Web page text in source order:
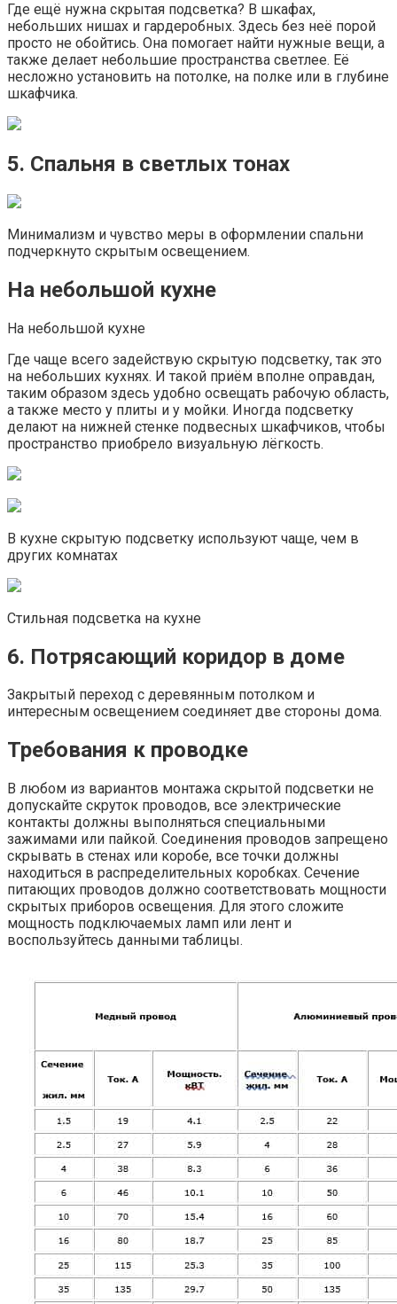
Где ещё нужна скрытая подсветка? В шкафах,
небольших нишах и гардеробных. Здесь без неё порой
просто не обойтись. Она помогает найти нужные вещи, а
также делает небольшие пространства светлее. Её
несложно установить на потолке, на полке или в глубине
шкафчика.
5. Спальня в светлых тонах
Минимализм и чувство меры в оформлении спальни
подчеркнуто скрытым освещением.
На небольшой кухне
На небольшой кухне
Где чаще всего задействую скрытую подсветку, так это
на небольших кухнях. И такой приём вполне оправдан,
таким образом здесь удобно освещать рабочую область,
а также место у плиты и у мойки. Иногда подсветку
делают на нижней стенке подвесных шкафчиков, чтобы
пространство приобрело визуальную лёгкость.
В кухне скрытую подсветку используют чаще, чем в
других комнатах
Стильная подсветка на кухне
6. Потрясающий коридор в доме
Закрытый переход с деревянным потолком и
интересным освещением соединяет две стороны дома.
Требования к проводке
В любом из вариантов монтажа скрытой подсветки не
допускайте скруток проводов, все электрические
контакты должны выполняться специальными
зажимами или пайкой. Соединения проводов запрещено
скрывать в стенах или коробе, все точки должны
находиться в распределительных коробках. Сечение
питающих проводов должно соответствовать мощности
скрытых приборов освещения. Для этого сложите
мощность подключаемых ламп или лент и
воспользуйтесь данными таблицы.